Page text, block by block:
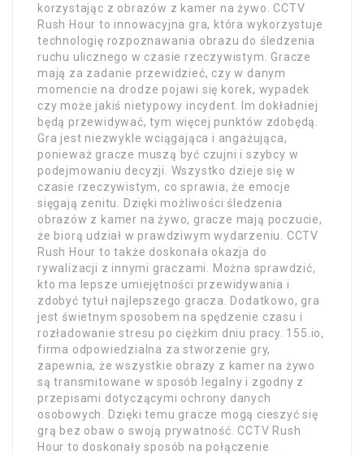
korzystając z obrazów z kamer na żywo. CCTV
Rush Hour to innowacyjna gra, która wykorzystuje
technologię rozpoznawania obrazu do śledzenia
ruchu ulicznego w czasie rzeczywistym. Gracze
mają za zadanie przewidzieć, czy w danym
momencie na drodze pojawi się korek, wypadek
czy może jakiś nietypowy incydent. Im dokładniej
będą przewidywać, tym więcej punktów zdobędą.
Gra jest niezwykle wciągająca i angażująca,
ponieważ gracze muszą być czujni i szybcy w
podejmowaniu decyzji. Wszystko dzieje się w
czasie rzeczywistym, co sprawia, że emocje
sięgają zenitu. Dzięki możliwości śledzenia
obrazów z kamer na żywo, gracze mają poczucie,
że biorą udział w prawdziwym wydarzeniu. CCTV
Rush Hour to także doskonała okazja do
rywalizacji z innymi graczami. Można sprawdzić,
kto ma lepsze umiejętności przewidywania i
zdobyć tytuł najlepszego gracza. Dodatkowo, gra
jest świetnym sposobem na spędzenie czasu i
rozładowanie stresu po ciężkim dniu pracy. 155.io,
firma odpowiedzialna za stworzenie gry,
zapewnia, że wszystkie obrazy z kamer na żywo
są transmitowane w sposób legalny i zgodny z
przepisami dotyczącymi ochrony danych
osobowych. Dzięki temu gracze mogą cieszyć się
grą bez obaw o swoją prywatność. CCTV Rush
Hour to doskonały sposób na połączenie